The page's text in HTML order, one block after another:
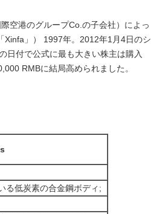
空港のグループCo.の子会社）によっ
Xinfa」） 1997年。2012年1月4日のシ
日付で公式に最も大きい株主は購入
RMBに結局高められました。
る低炭素の合金鋼ボディ;